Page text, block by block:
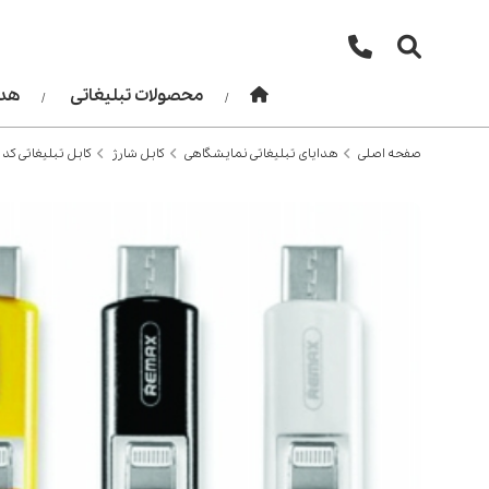
محصولات تبلیغاتی
صفحه اصلی هدایای تبلیغاتی نمایشگاهی کابل شارژ کابل تبلیغاتی کد 200